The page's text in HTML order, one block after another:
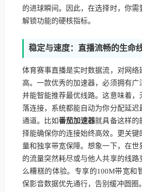
的进球瞬间。因此，在选择时，你需
解锁功能的硬核指标。
稳定与速度：直播流畅的生命
体育赛事直播是实时数据流，对网络
高。一款优秀的加速器，必须拥有广
并能智能推荐最优线路。这意味着，
落连接，系统都能自动为你分配延迟
通道。比如番茄加速器就具备这样的
择能确保你的连接始终高效。更关键
量和独享带宽保障。想象一下，在世
的流量突然耗尽或与他人共享的线路
么糟糕的体验。专享的100M带宽和
保影音数据优先通行，告别缓冲圆圈。